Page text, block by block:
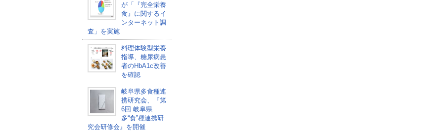
が「『完全栄養
食』に関するイ
ンターネット調
査」を実施
料理体験型栄養
指導、糖尿病患
者のHbA1c改善
を確認
岐阜県多食種連
携研究会、『第
6回 岐阜県
多“食”種連携研
究会研修会』を開催